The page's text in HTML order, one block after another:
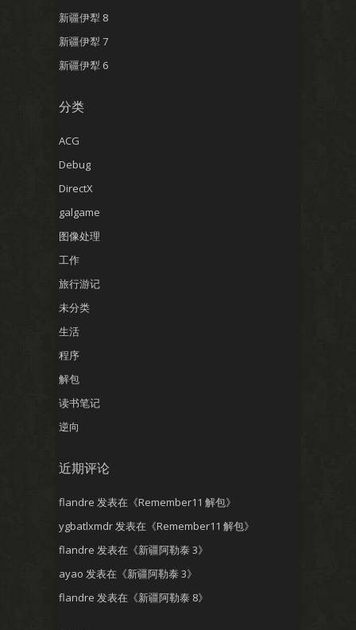
新疆伊犁 8
新疆伊犁 7
新疆伊犁 6
分类
ACG
Debug
DirectX
galgame
图像处理
工作
旅行游记
未分类
生活
程序
解包
读书笔记
逆向
近期评论
flandre 发表在《Remember11 解包》
ygbatlxmdr发表在《Remember11 解包》
flandre 发表在《新疆阿勒泰 3》
ayao 发表在《新疆阿勒泰 3》
flandre 发表在《新疆阿勒泰 8》